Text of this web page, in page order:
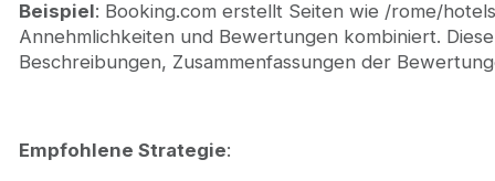
Beispiel: Booking.com erstellt Seiten wie /rome/
Annehmlichkeiten und Bewertungen kombiniert.
Beschreibungen, Zusammenfassungen der
Empfohlene Strategie: